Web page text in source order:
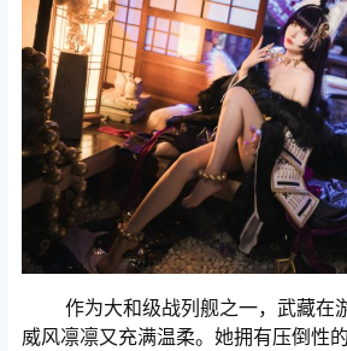
作为大和级战列舰之一，武藏在
威风凛凛又充满温柔。她拥有压倒性